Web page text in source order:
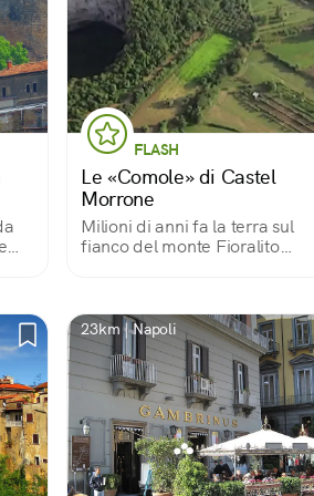
FLASH
Le «Comole» di Castel
Morrone
Milioni di anni fa la terra sul
fianco del monte Fioralito
entrare (con cautela) nelle
della terra.
23km | Napoli